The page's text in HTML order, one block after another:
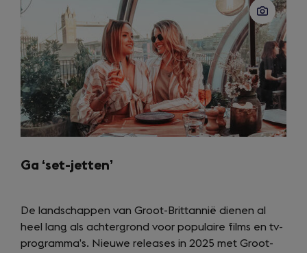
tab)
Ga ‘set-jetten’
De landschappen van Groot-Brittannië dienen al
heel lang als achtergrond voor populaire films en tv-
programma’s. Nieuwe releases in 2025 met Groot-